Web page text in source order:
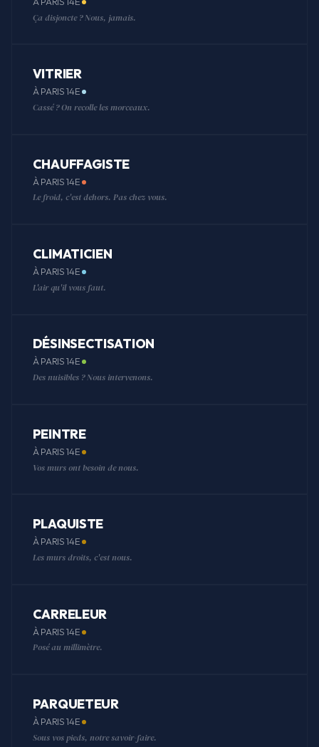
Ça disjoncte ? Nous, jamais.
VITRIER
À PARIS 14E
Cassé ? On recolle les morceaux.
CHAUFFAGISTE
À PARIS 14E
Le froid, c'est dehors. Pas chez vous.
CLIMATICIEN
À PARIS 14E
L'air qu'il vous faut.
DÉSINSECTISATION
À PARIS 14E
Des nuisibles ? Nous intervenons.
PEINTRE
À PARIS 14E
Vos murs ont besoin de nous.
PLAQUISTE
À PARIS 14E
Les murs droits, c'est nous.
CARRELEUR
À PARIS 14E
Posé au millimètre.
PARQUETEUR
À PARIS 14E
Sous vos pieds, notre savoir-faire.